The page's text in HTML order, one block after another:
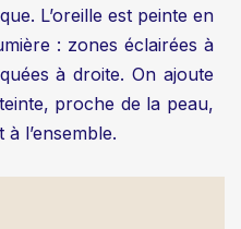
L’oreille est peinte en
: zones éclairées à
à droite. On ajoute
proche de la peau,
l’ensemble.